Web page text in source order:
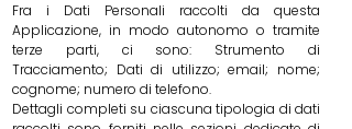
Fra i Dati Personali raccolti da questa
Applicazione, in modo autonomo o tramite
terze parti, ci sono: Strumento di
Tracciamento; Dati di utilizzo; email; nome;
cognome; numero di telefono.
Dettagli completi su ciascuna tipologia di dati